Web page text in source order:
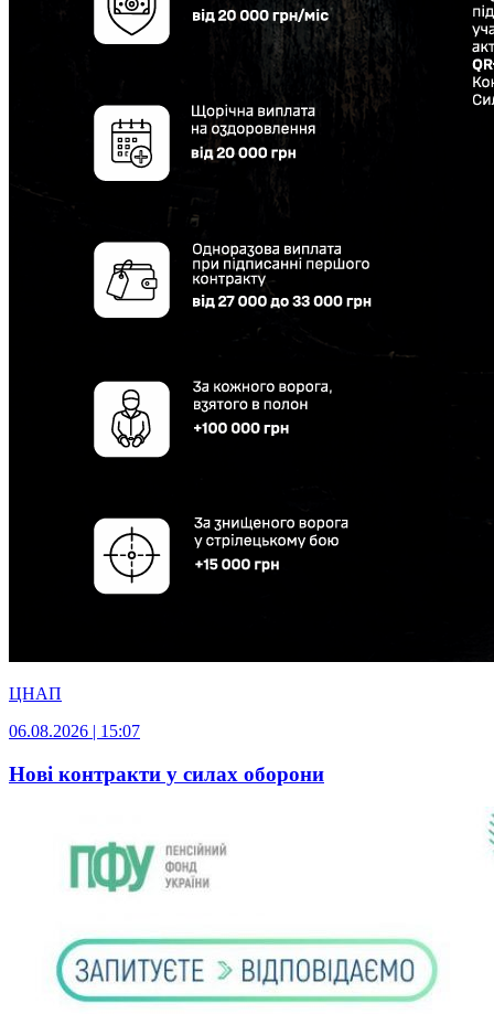
ЦНАП
06.08.2026 | 15:07
Нові контракти у силах оборони